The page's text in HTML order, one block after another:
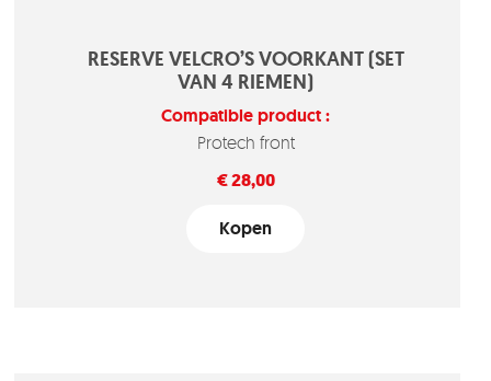
RESERVE VELCRO’S VOORKANT (SET
VAN 4 RIEMEN)
Compatible product :
Protech front
Prijs
€ 28,00
Kopen